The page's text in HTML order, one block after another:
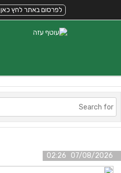
לפרסום באתר לחץ כאן
07/08/2026 02:26